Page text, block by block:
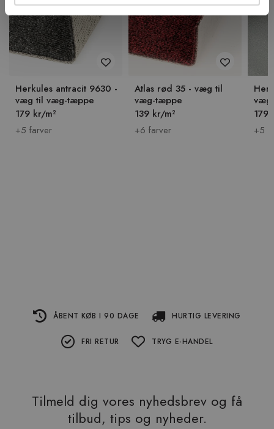
Herkules antracit 9630 -
væg til væg-tæppe
179 kr/m²
+5 farver
Atlas rød 35 - væg til
væg-tæppe
139 kr/m²
+6 farver
væg
179
+5
ÅBENT KØB I 90 DAGE HURTIG LEVERING
FRI RETUR TRYG E-HANDEL
Tilmeld dig vores nyhedsbrev og få
tilbud, tips og nyheder.